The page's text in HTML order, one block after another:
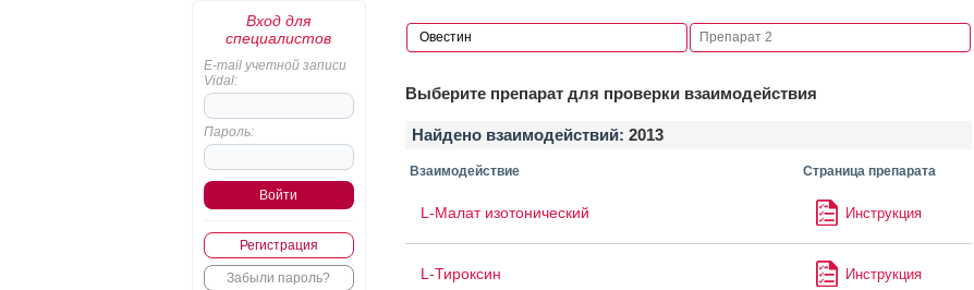
Вход для
специалистов
E-mail учетной записи
Vidal:
Пароль:
Регистрация
Забыли пароль?
Выберите препарат для проверки взаимодействия
Найдено взаимодействий: 2013
Взаимодействие Страница препарата
L-Малат изотонический Инструкция
L-Тироксин Инструкция